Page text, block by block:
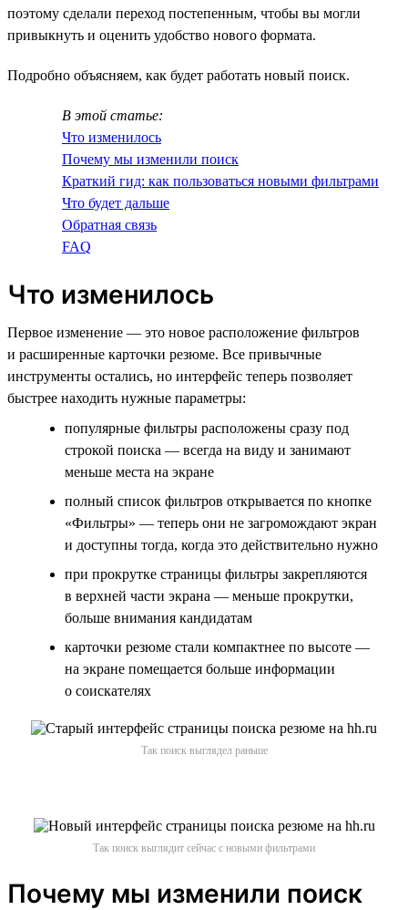
поэтому сделали переход постепенным, чтобы вы могли
привыкнуть и оценить удобство нового формата.
Подробно объясняем, как будет работать новый поиск.
В этой статье:
Что изменилось
Почему мы изменили поиск
Краткий гид: как пользоваться новыми фильтрами
Что будет дальше
Обратная связь
FAQ
Что изменилось
Первое изменение — это новое расположение фильтров
и расширенные карточки резюме. Все привычные
инструменты остались, но интерфейс теперь позволяет
быстрее находить нужные параметры:
популярные фильтры расположены сразу под
строкой поиска — всегда на виду и занимают
меньше места на экране
полный список фильтров открывается по кнопке
«Фильтры» — теперь они не загромождают экран
и доступны тогда, когда это действительно нужно
при прокрутке страницы фильтры закрепляются
в верхней части экрана — меньше прокрутки,
больше внимания кандидатам
карточки резюме стали компактнее по высоте —
на экране помещается больше информации
о соискателях
Так поиск выглядел раньше
Так поиск выглядит сейчас с новыми фильтрами
Почему мы изменили поиск